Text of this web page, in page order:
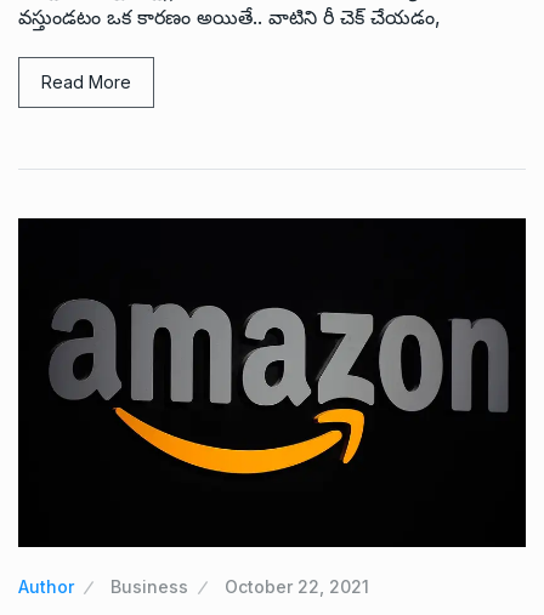
వస్తుండటం ఒక కారణం అయితే.. వాటిని రీ చెక్ చేయడం,
Read More
Author Business October 22, 2021